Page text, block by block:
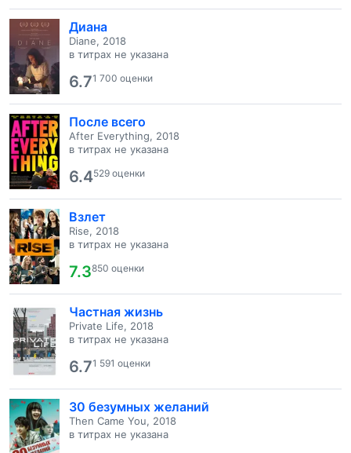
Диана
Diane, 2018
в титрах не указана
6.71 700 оценки
После всего
After Everything, 2018
в титрах не указана
6.4529 оценки
Взлет
Rise, 2018
в титрах не указана
7.3850 оценки
Частная жизнь
Private Life, 2018
в титрах не указана
6.71 591 оценки
30 безумных желаний
Then Came You, 2018
в титрах не указана